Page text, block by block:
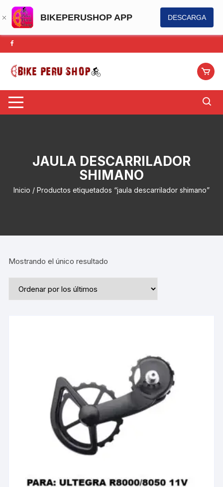
BIKEPERUSHOP APP DESCARGA
Saltar
al
contenido
JAULA DESCARRILADOR
SHIMANO
Inicio / Productos etiquetados “jaula descarrilador shimano”
Mostrando el único resultado